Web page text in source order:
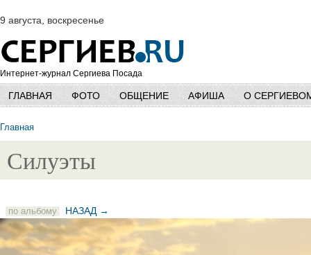
9 августа, воскресенье
Интернет-журнал Сергиева Посада
ГЛАВНАЯ ФОТО ОБЩЕНИЕ АФИША О
Главная
Силуэты
по альбому НАЗАД →